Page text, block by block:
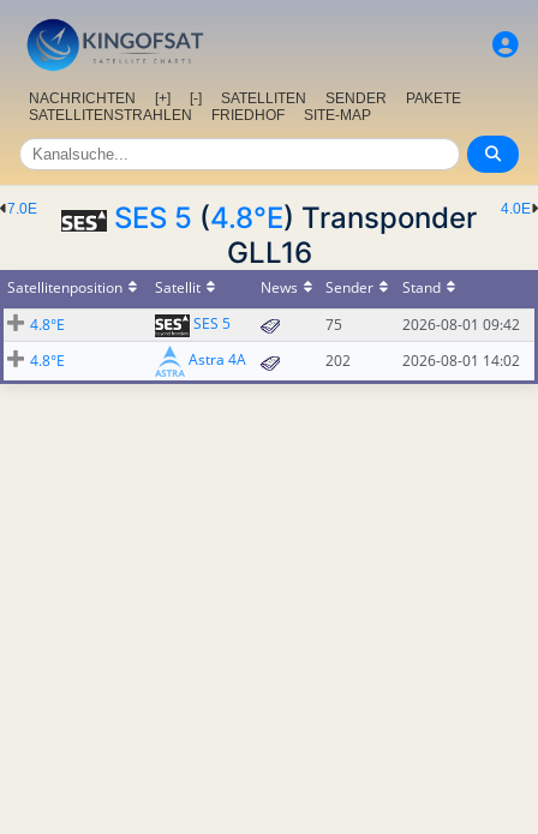
NACHRICHTEN [+] [-] SATELLITEN SENDER
PAKETE
SATELLITENSTRAHLEN
FRIEDHOF SITE-MAP
4.0E
7.0E SES 5 (4.8°E) Transponder
GLL16
Satellitenposition Satellit News Sender
Stand
4.8°E
SES 5 75
2026-08-01 09:42
4.8°E
Astra 4A 202 2026-08-01 14:02